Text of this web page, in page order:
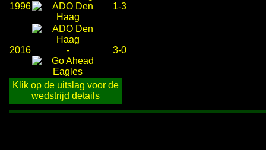
1996
1-3
2016 - 3-0
Klik op de uitslag voor de
wedstrijd details